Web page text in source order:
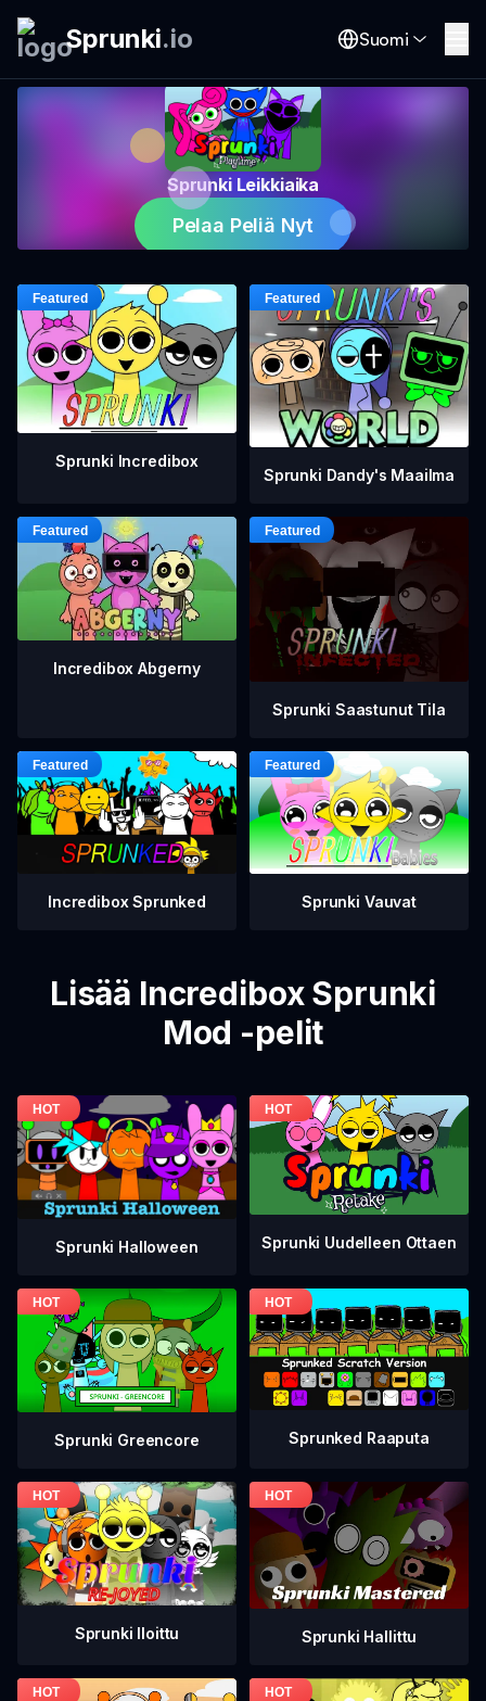
Sprunki.io Suomi
Sprunki Leikkiaika
Pelaa Peliä Nyt
Sprunki Incredibox
Sprunki Dandy's Maailma
Incredibox Abgerny
Sprunki Saastunut Tila
Incredibox Sprunked Sprunki Vauvat
Lisää Incredibox Sprunki
Mod -pelit
Sprunki Halloween Sprunki Uudelleen Ottaen
Sprunki Greencore Sprunked Raaputa
Sprunki Iloittu Sprunki Hallittu